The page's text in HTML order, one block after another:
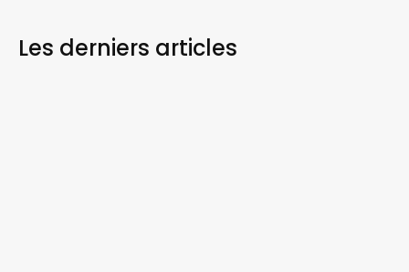
Les derniers articles